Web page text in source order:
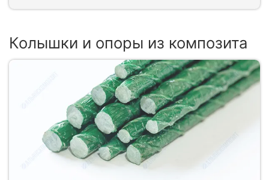
Колышки и опоры из композита